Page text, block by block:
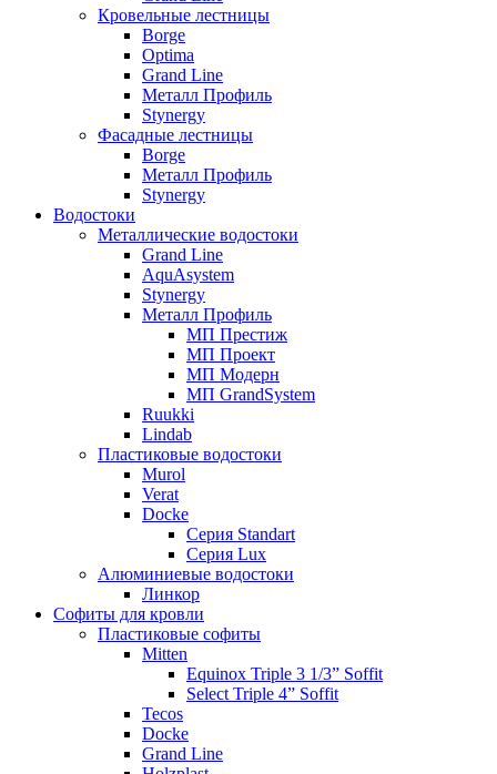
Кровельные лестницы
Borge
Optima
Grand Line
Металл Профиль
Stynergy
Фасадные лестницы
Borge
Металл Профиль
Stynergy
Водостоки
Металлические водостоки
Grand Line
AquAsystem
Stynergy
Металл Профиль
МП Престиж
МП Проект
МП Модерн
МП GrandSystem
Ruukki
Lindab
Пластиковые водостоки
Murol
Verat
Docke
Серия Standart
Серия Lux
Алюминиевые водостоки
Линкор
Софиты для кровли
Пластиковые софиты
Mitten
Equinox Triple 3 1/3” Soffit
Select Triple 4” Soffit
Tecos
Docke
Grand Line